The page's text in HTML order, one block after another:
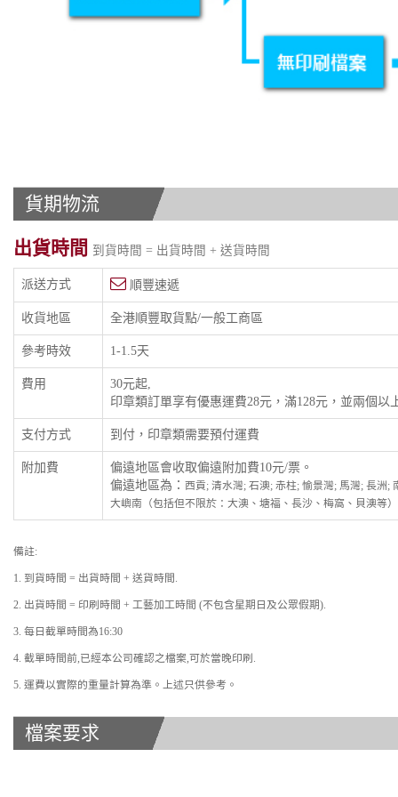
貨期物流
出貨時間 到貨時間 = 出貨時間 + 送貨時間
派送方式 順豐速遞
收貨地區 全港順豐取貨點/一般工商區
參考時效 1-1.5天
費用
30元起,
印章類訂單享有優惠運費28元，滿128元，並兩個
支付方式 到付，印章類需要預付運費
附加費
偏遠地區會收取偏遠附加費10元/票。
偏遠地區為： 西貢; 清水灣; 石澳; 赤柱; 愉景灣; 馬灣; 長洲;
大嶼南（包括但不限於：大澳、塘福、長沙、梅窩、貝澳等）
備註:
1. 到貨時間 = 出貨時間 + 送貨時間.
2. 出貨時間 = 印刷時間 + 工藝加工時間 (不包含星期日及公眾假期).
3. 每日截單時間為16:30
4. 截單時間前,已經本公司確認之檔案,可於當晚印刷.
5. 運費以實際的重量計算為準。上述只供參考。
檔案要求